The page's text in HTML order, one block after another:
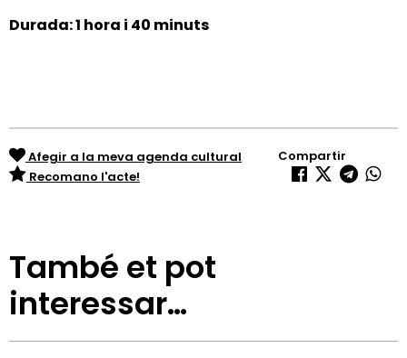
Durada: 1 hora i 40 minuts
Afegir a la meva agenda cultural
Recomano l'acte!
Compartir
També et pot
interessar…